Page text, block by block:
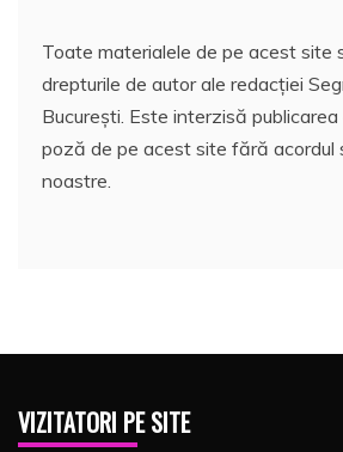
Toate materialele de pe acest site
drepturile de autor ale redacției
București. Este interzisă
poză de pe acest site fără acordul
noastre.
VIZITATORI PE SITE